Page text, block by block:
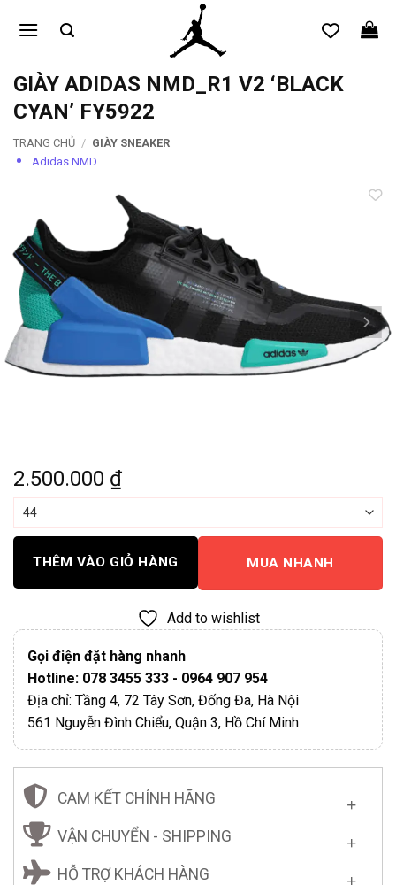
qua
dungGIÀY ADIDAS NMD_R1 V2 ‘BLACK
CYAN’ FY5922
TRANG CHỦ / GIÀY SNEAKER
Adidas NMD
2.500.000 ₫
THÊM VÀO GIỎ HÀNG MUA NHANH
Add to wishlist
Gọi điện đặt hàng nhanh
Hotline: 078 3455 333 - 0964 907 954
Địa chỉ: Tầng 4, 72 Tây Sơn, Đống Đa, Hà Nội
561 Nguyễn Đình Chiểu, Quận 3, Hồ Chí Minh
CAM KẾT CHÍNH HÃNG
VẬN CHUYỂN - SHIPPING
HỖ TRỢ KHÁCH HÀNG